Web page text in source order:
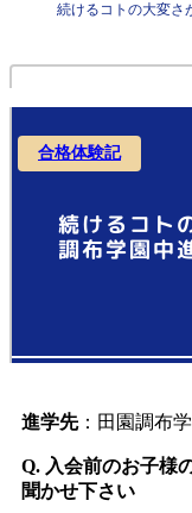
続けるコトの大変
合格体験記
続けるコト
調布学園中
進学先：田園調布
Q. 入会前のお子様
聞かせ下さい